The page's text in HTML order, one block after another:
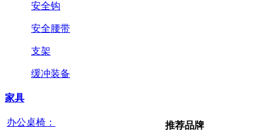
安全钩
安全腰带
支架
缓冲装备
家具
办公桌椅： 推荐品牌